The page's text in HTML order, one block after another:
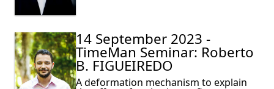
14 September 2023 -
TimeMan Seminar: Roberto
B. FIGUEIREDO
A deformation mechanism to explain